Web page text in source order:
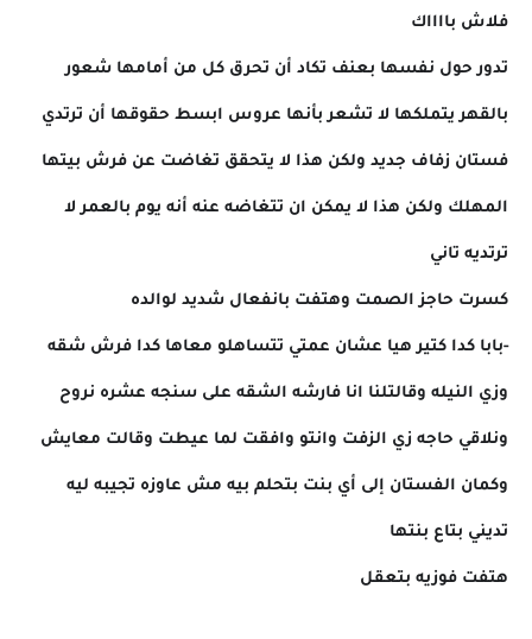
فلاش بااااك
تدور حول نفسها بعنف تكاد أن تحرق كل من أمامها شعور
بالقهر يتملكها لا تشعر بأنها عروس ابسط حقوقها أن ترتدي
فستان زفاف جديد ولكن هذا لا يتحقق تغاضت عن فرش بيتها
المهلك ولكن هذا لا يمكن ان تتغاضه عنه أنه يوم بالعمر لا
ترتديه تاني
كسرت حاجز الصمت وهتفت بانفعال شديد لوالده
-بابا كدا كتير هيا عشان عمتي تتساهلو معاها كدا فرش شقه
وزي النيله وقالتلنا انا فارشه الشقه على سنجه عشره نروح
ونلاقي حاجه زي الزفت وانتو وافقت لما عيطت وقالت معايش
وكمان الفستان إلى أي بنت بتحلم بيه مش عاوزه تجيبه ليه
تديني بتاع بنتها
هتفت فوزيه بتعقل